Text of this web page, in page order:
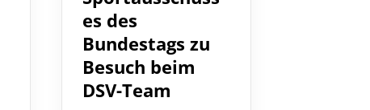
es des
Bundestags zu
Besuch beim
DSV-Team